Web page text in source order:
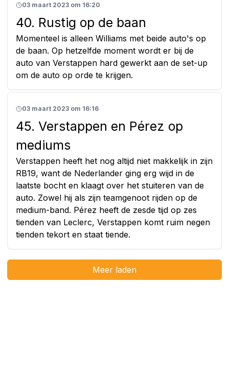
03 maart 2023 om 16:20
40. Rustig op de baan
Momenteel is alleen Williams met beide auto's op
de baan. Op hetzelfde moment wordt er bij de
auto van Verstappen hard gewerkt aan de set-up
om de auto op orde te krijgen.
03 maart 2023 om 16:16
45. Verstappen en Pérez op
mediums
Verstappen heeft het nog altijd niet makkelijk in zijn
RB19, want de Nederlander ging erg wijd in de
laatste bocht en klaagt over het stuiteren van de
auto. Zowel hij als zijn teamgenoot rijden op de
medium-band. Pérez heeft de zesde tijd op zes
tienden van Leclerc, Verstappen komt ruim negen
tienden tekort en staat tiende.
Meer laden